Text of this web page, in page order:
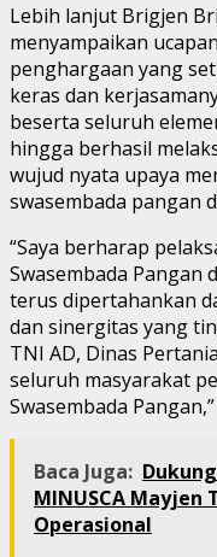
Lebih lanjut Brigjen
menyampaikan
penghargaan yang
keras dan
beserta seluruh
hingga berhasil
wujud nyata upaya
swasembada pangan
“Saya berharap
Swasembada Pangan
terus dipertahankan
dan sinergitas yang
TNI AD, Dinas
seluruh masyarakat
Swasembada
Baca Juga:
MINUSCA Mayjen
Operasional